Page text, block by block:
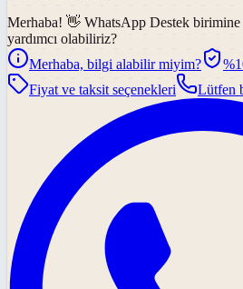
Merhaba! 👋 WhatsApp Destek birimine
yardımcı olabiliriz?
Merhaba, bilgi alabilir miyim?
Fiyat ve taksit seçenekleri
Lütfen